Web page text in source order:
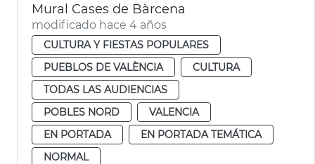
Mural Cases de Bàrcena
modificado hace 4 años
CULTURA Y FIESTAS POPULARES
PUEBLOS DE VALÈNCIA
CULTURA
TODAS LAS AUDIENCIAS
POBLES NORD
VALENCIA
EN PORTADA
EN PORTADA TEMÁTICA
NORMAL